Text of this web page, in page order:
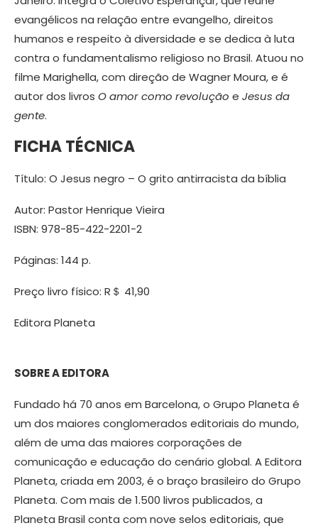
evangélicos na relação entre evangelho, direitos
humanos e respeito à diversidade e se dedica à luta
contra o fundamentalismo religioso no Brasil. Atuou no
filme Marighella, com direção de Wagner Moura, e é
autor dos livros O amor como revolução e Jesus da
gente.
FICHA TÉCNICA
Título: O Jesus negro – O grito antirracista da bíblia
Autor: Pastor Henrique Vieira
ISBN: 978-85-422-2201-2
Páginas: 144 p.
Preço livro físico: R＄ 41,90
Editora Planeta
SOBRE A EDITORA
Fundado há 70 anos em Barcelona, o Grupo Planeta é
um dos maiores conglomerados editoriais do mundo,
além de uma das maiores corporações de
comunicação e educação do cenário global. A Editora
Planeta, criada em 2003, é o braço brasileiro do Grupo
Planeta. Com mais de 1.500 livros publicados, a
Planeta Brasil conta com nove selos editoriais, que